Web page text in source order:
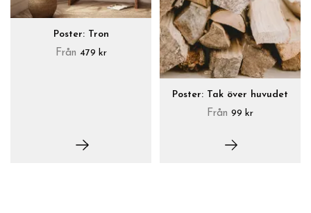
Poster: Tron
Från 479 kr
Poster: Tak över huvudet
Från 99 kr